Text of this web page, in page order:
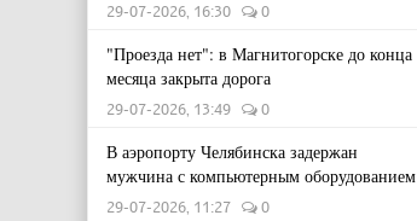
29-07-2026, 16:30 0
"Проезда нет": в Магнитогорске до конца
месяца закрыта дорога
29-07-2026, 13:49 0
В аэропорту Челябинска задержан
мужчина с компьютерным оборудованием
29-07-2026, 11:27 0